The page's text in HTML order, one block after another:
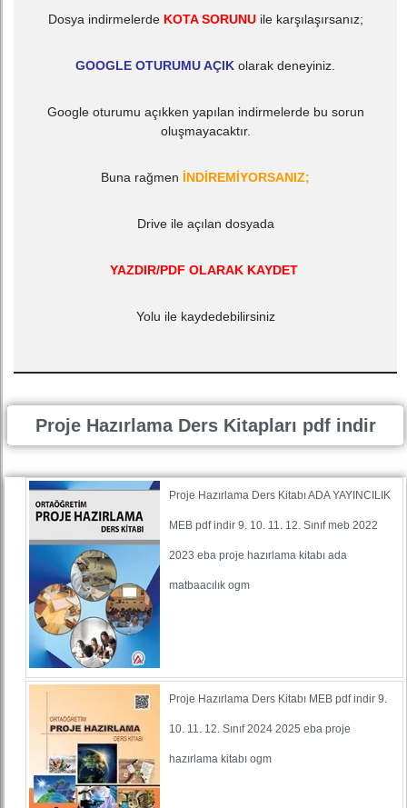
Dosya indirmelerde KOTA SORUNUile karşılaşırsanız;
GOOGLE OTURUMU AÇIK olarak deneyiniz.
Google oturumu açıkken yapılan indirmelerde bu sorun
oluşmayacaktır.
Buna rağmen İNDİREMİYORSANIZ;
Drive ile açılan dosyada
YAZDIR/PDF OLARAK KAYDET
Yolu ile kaydedebilirsiniz
Proje Hazırlama Ders Kitapları pdf indir
Proje Hazırlama Ders Kitabı ADA YAYINCILIK
MEB pdf indir 9. 10. 11. 12. Sınıf meb 2022
2023 eba proje hazırlama kitabı ada
matbaacılık ogm
Proje Hazırlama Ders Kitabı MEB pdf indir 9.
10. 11. 12. Sınıf 2024 2025 eba proje
hazırlama kitabı ogm